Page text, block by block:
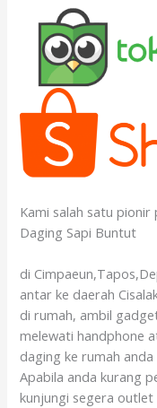
Kami salah satu pionir
Daging Sapi Buntut
di
antar ke daerah
di rumah, ambil
melewati handphone
daging ke rumah
Apabila anda kurang
kunjungi segera outlet